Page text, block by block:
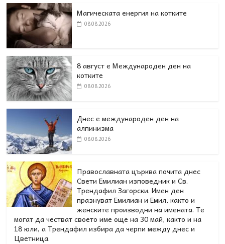
Магическата енергия на котките
08.08.2026
8 август е Международен ден на
котките
08.08.2026
Днес е международен ден на
алпинизма
08.08.2026
Православната църква почита днес
Свети Емилиан изповедник и Св.
Трендафил Загорски. Имен ден
празнуват Емилиан и Емил, както и
женските производни на имената. Те
могат да честват своето име още на 30 май, както и на
18 юли, а Трендафил избира да черпи между днес и
Цветница.